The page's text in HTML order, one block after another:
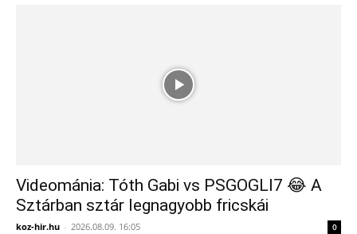
Videománia: Tóth Gabi vs PSGOGLI7 😂 A
Sztárban sztár legnagyobb fricskái
koz-hir.hu - 2026.08.09. 16:05 0